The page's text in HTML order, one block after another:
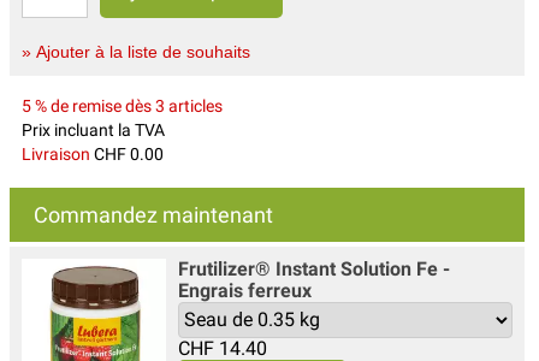
» Ajouter à la liste de souhaits
5 % de remise dès 3 articles
Prix incluant la TVA
Livraison CHF 0.00
Commandez maintenant
Frutilizer® Instant Solution Fe -
Engrais ferreux
CHF 14.40